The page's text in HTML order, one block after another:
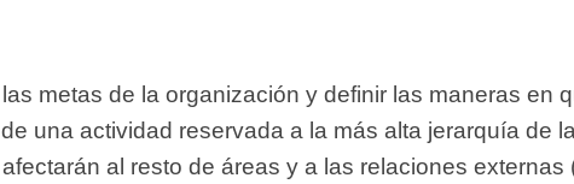
metas de la organización y definir las maneras en
una actividad reservada a la más alta jerarquía de la
al resto de áreas y a las relaciones externas